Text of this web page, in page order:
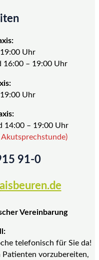
Uhr
16:00 – 19:00 Uhr
Uhr
14:00 – 19:00 Uhr
Akutsprechstunde)
91-0
Vereinbarung
telefonisch für Sie da!
Patienten vorzubereiten,